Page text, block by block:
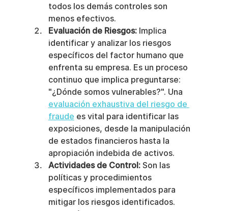
todos los demás controles son
menos efectivos.
Evaluación de Riesgos: Implica
identificar y analizar los riesgos
específicos del factor humano que
enfrenta su empresa. Es un proceso
continuo que implica preguntarse:
"¿Dónde somos vulnerables?". Una
evaluación exhaustiva del riesgo de
fraude es vital para identificar las
exposiciones, desde la manipulación
de estados financieros hasta la
apropiación indebida de activos.
Actividades de Control: Son las
políticas y procedimientos
específicos implementados para
mitigar los riesgos identificados.